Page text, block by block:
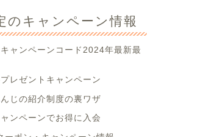
のキャンペーン情報
ャンペーンコード2024年最新最
レゼントキャンペーン
じの紹介制度の裏ワザ
ンペーンでお得に入会